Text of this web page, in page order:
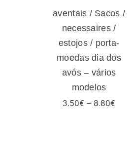
aventais / Sacos /
necessaires /
estojos / porta-
moedas dia dos
avós – vários
modelos
3.50€ – 8.80€